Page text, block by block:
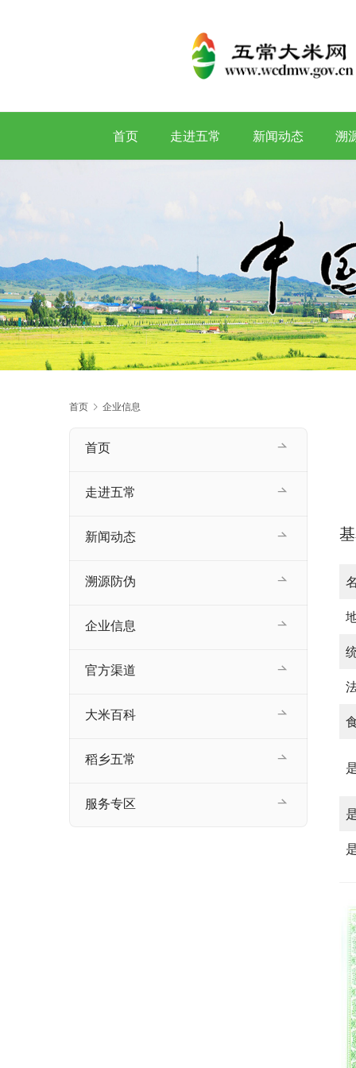
首页 走进五常 新闻动态 溯
首页 企业信息
首页
走进五常
新闻动态
溯源防伪
企业信息
官方渠道
大米百科
稻乡五常
服务专区